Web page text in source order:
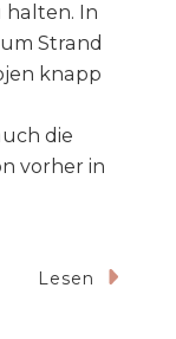
In
Strand
knapp
die
vorher in
Lesen